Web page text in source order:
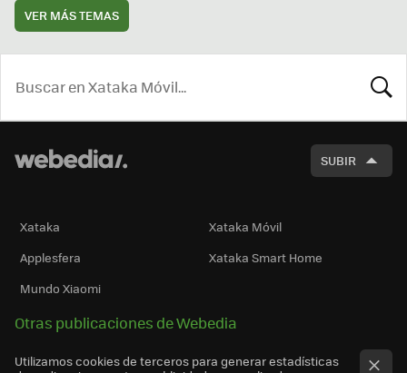
VER MÁS TEMAS
SUBIR
Xataka
Xataka Móvil
Applesfera
Xataka Smart Home
Mundo Xiaomi
Otras publicaciones de Webedia
Utilizamos cookies de terceros para generar estadísticas